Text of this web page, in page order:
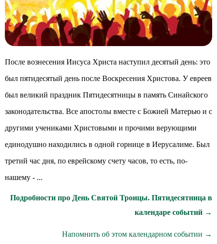
После вознесения Иисуса Христа наступил десятый день: это
был пятидесятый день после Воскресения Христова. У евреев
был великий праздник Пятидесятницы в память Синайского
законодательства. Все апостолы вместе с Божией Матерью и с
другими учениками Христовыми и прочими верующими
единодушно находились в одной горнице в Иерусалиме. Был
третий час дня, по еврейскому счету часов, то есть, по-
нашему - ...
Подробности про День Святой Троицы. Пятидесятница в
календаре событий →
Напомнить об этом календарном событии →